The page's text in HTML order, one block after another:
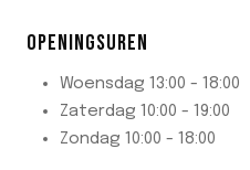
OPENINGSUREN
Woensdag 13:00 - 18:00
Zaterdag 10:00 - 19:00
Zondag 10:00 - 18:00